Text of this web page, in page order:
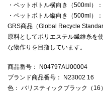
・ペットボトル横向き（500ml）
・ペットボトル縦向き（500ml）
GRS商品（Global Recycle
原料としてポリエステル繊維糸を
な物作りを目指しています。
商品番号 ： N04797AU00004
ブランド商品番号 ： N23002 16
色 ： バリスティックブラック（16）